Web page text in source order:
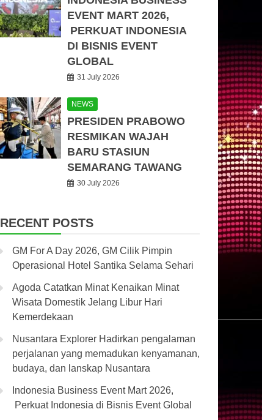
EVENT MART 2026,
PERKUAT INDONESIA
DI BISNIS EVENT
GLOBAL
31 July 2026
NEWS
PRESIDEN PRABOWO
RESMIKAN WAJAH
BARU STASIUN
SEMARANG TAWANG
30 July 2026
RECENT POSTS
GM For A Day 2026, GM Cilik Pimpin
Operasional Hotel Santika Selama Sehari
Agoda Catatkan Minat Kenaikan Minat
Wisata Domestik Jelang Libur Hari
Kemerdekaan
Nusantara Explorer Hadirkan pengalaman
perjalanan yang memadukan kenyamanan,
budaya, dan lanskap Nusantara
Indonesia Business Event Mart 2026,
Perkuat Indonesia di Bisnis Event Global